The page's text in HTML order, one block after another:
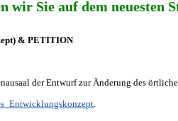
Sie auf dem neuesten
& PETITION
der Entwurf zur Änderung des